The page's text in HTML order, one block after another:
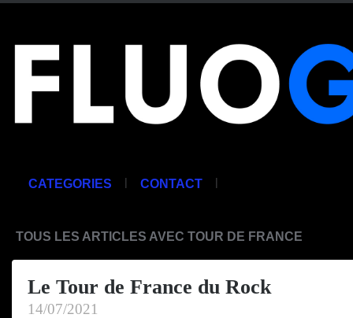
CATEGORIES | CONTACT |
TOUS LES ARTICLES AVEC TOUR DE FRANCE
Le Tour de France du Rock
14/07/2021